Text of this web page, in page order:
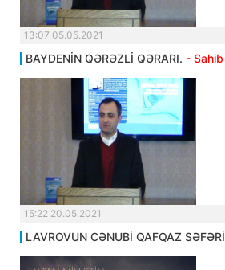
13:07 05.05.2021
BAYDENİN QƏRƏZLİ QƏRARI. -
15:22 20.05.2021
LAVROVUN CƏNUBİ QAFQAZ